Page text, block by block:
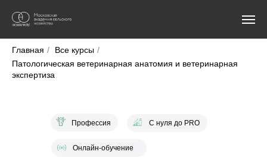
Главная / Все курсы /
Патологическая ветеринарная анатомия и ветеринарная
экспертиза
Онлайн-обучение
Профессия С нуля до PRO